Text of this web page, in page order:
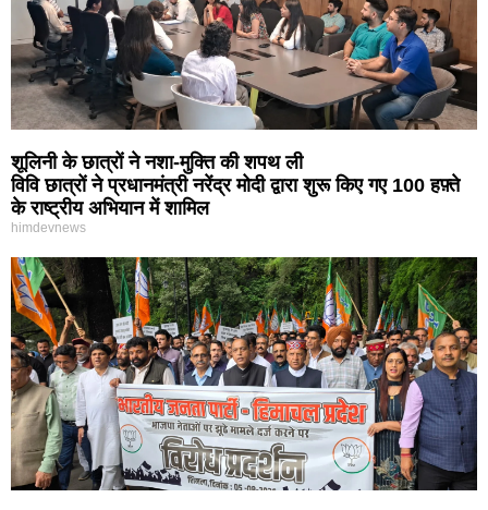
शूलिनी के छात्रों ने नशा-मुक्ति की शपथ ली
विवि छात्रों ने प्रधानमंत्री नरेंद्र मोदी द्वारा शुरू किए गए 100 हफ़्ते
के राष्ट्रीय अभियान में शामिल
himdevnews